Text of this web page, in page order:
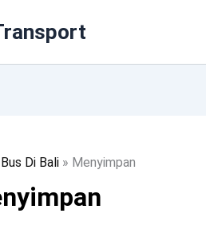
Di Bali » Menyimpan